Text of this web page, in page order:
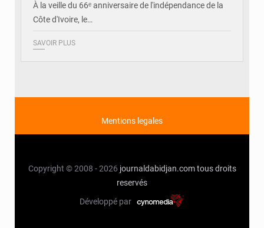
À la veille du 66ᵉ anniversaire de l'indépendance de la
Côte d'Ivoire, le…
SAVOIR PLUS
Mentions legales
Copyright © 2008 - 2026 journaldabidjan.com tous droits
reservés
Développé par